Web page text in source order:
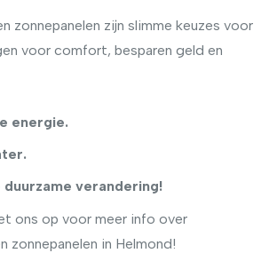
zonnepanelen zijn slimme keuzes voor
voor comfort, besparen geld en
energie.
duurzame verandering!
ons op voor meer info over
zonnepanelen in Helmond!